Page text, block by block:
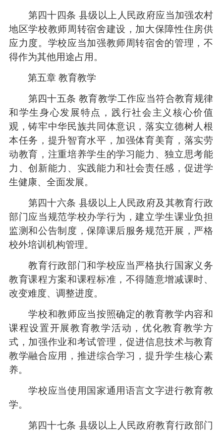
第四十四条 县级以上人民政府应当加强农村
地区学校教师周转宿舍建设，加大保障性住房供
应力度。学校应当加强教师周转宿舍的管理，不
得作为其他用途占用。
第五章 教育教学
第四十五条 教育教学工作应当符合教育规律
和学生身心发展特点，践行社会主义核心价值
观，铸牢中华民族共同体意识，落实立德树人根
本任务，提升智育水平，加强体育美育，落实劳
动教育，注重培养学生的学习能力、独立思考能
力、创新能力、实践能力和社会责任感，促进学
生健康、全面发展。
第四十六条 县级以上人民政府及其教育行政
部门应当规范学校办学行为，建立学生课业负担
监测和公告制度，保障课后服务规范开展，严格
校外培训机构管理。
教育行政部门和学校应当严格执行国家义务
教育课程方案和课程标准，不得随意增减课时、
改变难度、调整进度。
学校和教师应当按照确定的教育教学内容和
课程设置开展教育教学活动，优化教育教学方
式，加强作业和考试管理，促进信息技术与教育
教学融合应用，推进综合学习，提升学生核心素
养。
学校应当使用国家通用语言文字进行教育教
学。
第四十七条 县级以上人民政府教育行政部门